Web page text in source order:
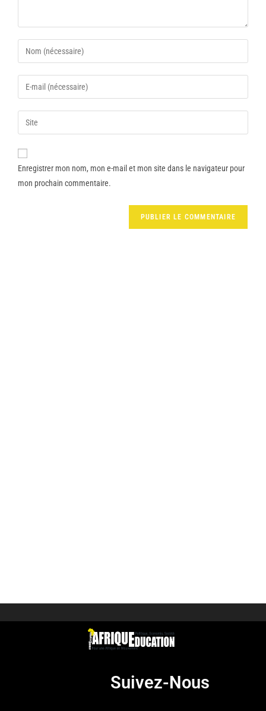
Enregistrer mon nom, mon e-mail et mon site dans le navigateur pour
mon prochain commentaire.
Suivez-Nous